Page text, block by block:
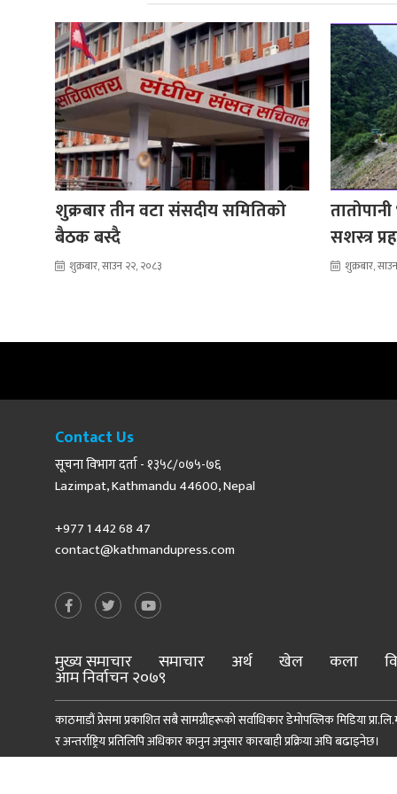
शुक्रबार तीन वटा संसदीय समितिको
बैठक बस्दै
शुक्रबार, साउन २२, २०८३
सशस्त्र
शुक्रबार,
Contact Us
सूचना विभाग दर्ता - १३५८/०७५-७६
Lazimpat, Kathmandu 44600, Nepal
+977 1 442 68 47
contact@kathmandupress.com
मुख्य समाचार समाचार अर्थ खेल कला
आम निर्वाचन २०७९
काठमाडौं प्रेसमा प्रकाशित सबै सामग्रीहरूको सर्वाधिकार डेमोपव्लिक मिडिया
र अन्तर्राष्ट्रिय प्रतिलिपि अधिकार कानुन अनुसार कारबाही प्रक्रिया अघि बढाइनेछ।